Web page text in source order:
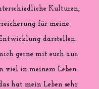
Kulturen,
für meine
darstellen.
gerne mit euch aus.
viel in meinem Leben
hat mein Leben sehr